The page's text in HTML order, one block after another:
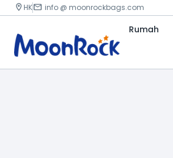
HK info @ moonrockbags.com
Rumah